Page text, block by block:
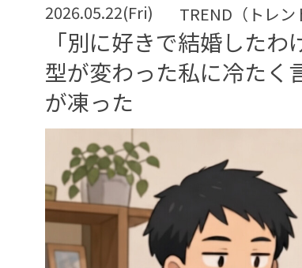
2026.05.22(Fri) TREND（トレン
「別に好きで結婚した
型が変わった私に冷たく
が凍った